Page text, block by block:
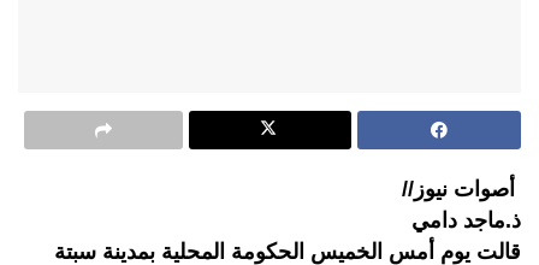
أصوات نيوز//
ذ.ماجد دامي
قالت يوم أمس الخميس الحكومة المحلية بمدينة سبتة